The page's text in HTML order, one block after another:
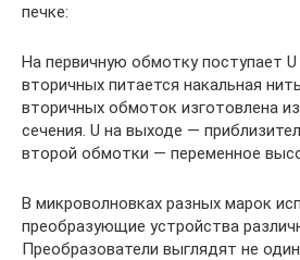
печке:
На первичную обмотку поступает U
вторичных питается накальная
вторичных обмоток изготовлена
сечения. U на выходе —
второй обмотки — переменное
В микроволновках разных марок
преобразующие устройства
Преобразователи выглядят не